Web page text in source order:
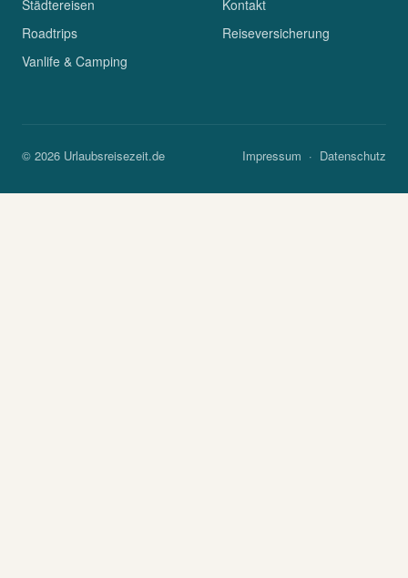
Städtereisen
Roadtrips
Vanlife & Camping
Kontakt
Reiseversicherung
© 2026 Urlaubsreisezeit.de Impressum · Datenschutz